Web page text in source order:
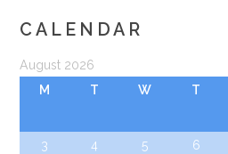
CALENDAR
August 2026
M
T W T
3
4 5 6